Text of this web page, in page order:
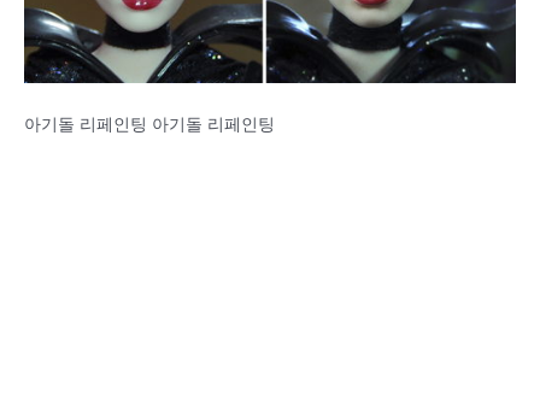
아기돌 리페인팅 아기돌 리페인팅